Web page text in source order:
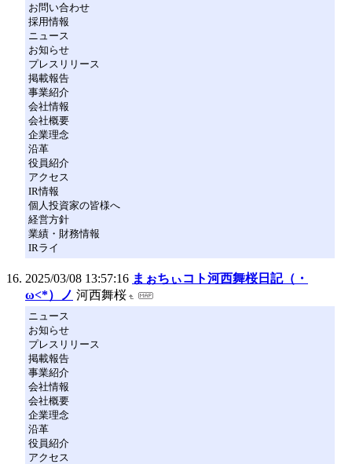
お問い合わせ
採用情報
ニュース
お知らせ
プレスリリース
掲載報告
事業紹介
会社情報
会社概要
企業理念
沿革
役員紹介
アクセス
IR情報
個人投資家の皆様へ
経営方針
業績・財務情報
IRライ
2025/03/08 13:57:16 まぉちぃコト河西舞桜日記（・
ω<*）ノ 河西舞桜
ニュース
お知らせ
プレスリリース
掲載報告
事業紹介
会社情報
会社概要
企業理念
沿革
役員紹介
アクセス